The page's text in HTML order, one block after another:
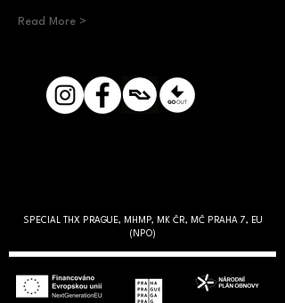
Read More >
SPECIAL THX PRAGUE, MHMP, MK ČR, MČ PRAHA 7, EU
(NPO)